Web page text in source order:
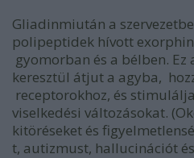
Gliadinmiután a
polipeptidek hívott
gyomorban és a bélben. Ez
keresztül átjut a agyba,
receptorokhoz, és
viselkedési változásokat.
kitöréseket és
t, autizmust, hallucinációt